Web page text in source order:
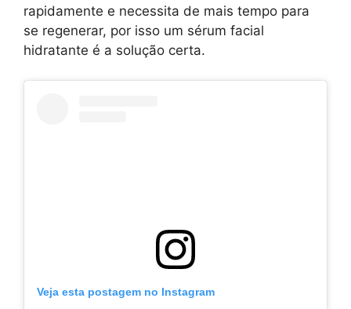
rapidamente e necessita de mais tempo para
se regenerar, por isso um sérum facial
hidratante é a solução certa.
Veja esta postagem no Instagram